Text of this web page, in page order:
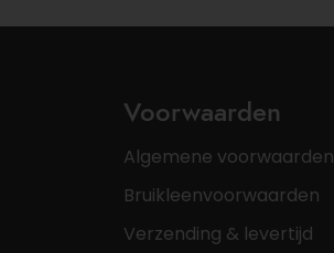
Voorwaarden
Algemene voorwaarden
Bruikleenvoorwaarden
Verzending & levertijd